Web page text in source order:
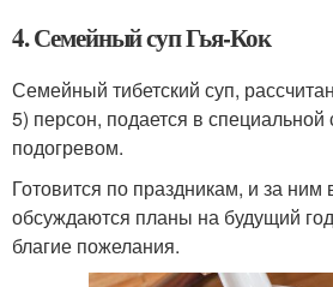
4. Семейный суп Гья-Кок
Семейный тибетский суп,
5) персон, подается в специальной
подогревом.
Готовится по праздникам, и за ним
обсуждаются планы на будущий
благие пожелания.